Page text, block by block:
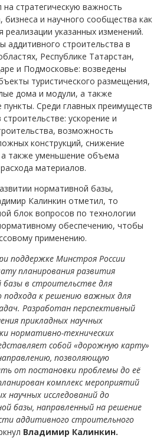
стратегическую важность
бизнеса и научного сообщества как
указанных изменений.
аддитивного строительства в
Республике Татарстан,
и Подмосковье: возведены
туристического размещения,
дома и модули, а также
Среди главных преимуществ
ускорение и
возможность
конструкций, снижение
также уменьшение объема
материалов.
нормативной базы,
Калинкин отметил, то
блок вопросов по технологии
обеспечению, чтобы
применению.
поддержке Минстроя России
планирования развития
в строительстве для
подхода к решению важных для
Разработан перспективный
прикладных научных
нормативно-технических
собой «дорожную карту»
позволяющую
от постановки проблемы до её
комплекс мероприятий
научных исследований до
базы, направленный на решение
аддитивного строительного
Владимир Калинкин.